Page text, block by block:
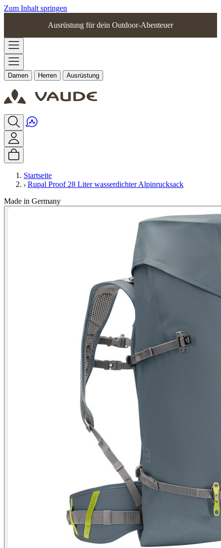
Zum Inhalt springen
Ausrüstung für dein Outdoor-Abenteuer
Damen Herren Ausrüstung
Startseite
Rupal Proof 28 Liter wasserdichter Alpinrucksack
Made in Germany